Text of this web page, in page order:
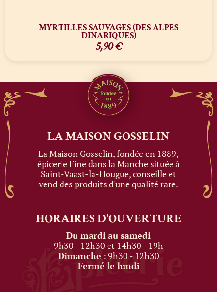
MYRTILLES SAUVAGES (DES ALPES
DINARIQUES)
5,90€
LA MAISONGOSSELIN
La Maison Gosselin, fondée en 1889,
épicerie Fine dans la Manche située à
Saint-Vaast-la-Hougue, conseille et
vend des produits d'une qualité rare.
HORAIRESD'OUVERTURE
Du mardi au samedi
9h30 - 12h30 et 14h30 - 19h
Dimanche : 9h30 - 12h30
Fermé le lundi